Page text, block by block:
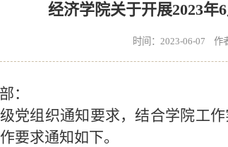
经济学院关于开展2023年
时间：2023-06-07
：
党组织通知要求，结合学院工
要求通知如下。